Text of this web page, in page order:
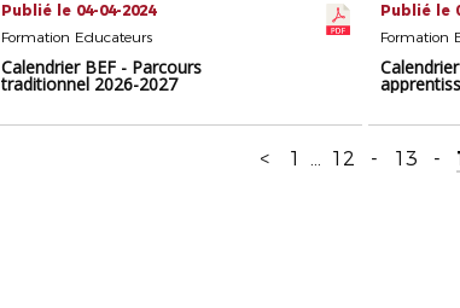
Publié le 04-04-2024
Formation Educateurs
Calendrier BEF - Parcours
traditionnel 2026-2027
Publié le
Formation
< 1 ... 12 - 13 -